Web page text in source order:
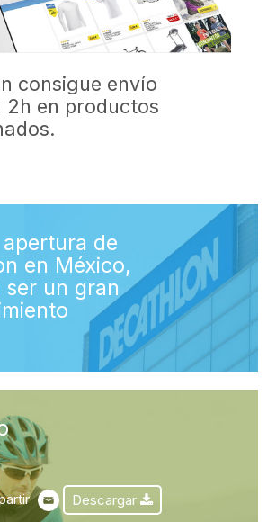
consigue envío
2h en productos
de
en México,
ser un gran
Descargar